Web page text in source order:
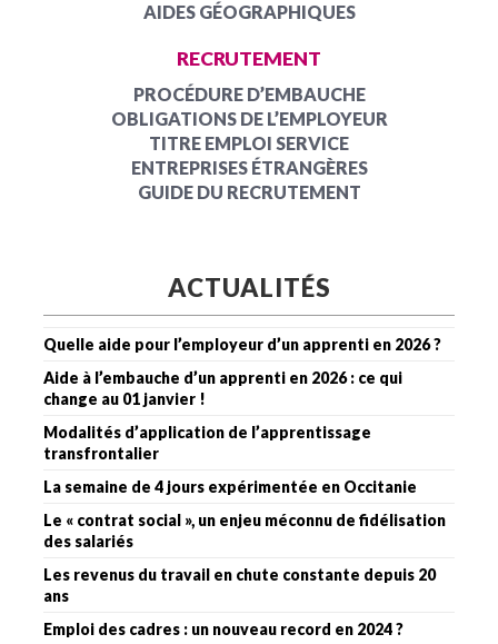
AIDES GÉOGRAPHIQUES
RECRUTEMENT
PROCÉDURE D’EMBAUCHE
OBLIGATIONS DE L’EMPLOYEUR
TITRE EMPLOI SERVICE
ENTREPRISES ÉTRANGÈRES
GUIDE DU RECRUTEMENT
ACTUALITÉS
Quelle aide pour l’employeur d’un apprenti en 2026 ?
Aide à l’embauche d’un apprenti en 2026 : ce qui
change au 01 janvier !
Modalités d’application de l’apprentissage
transfrontalier
La semaine de 4 jours expérimentée en Occitanie
Le « contrat social », un enjeu méconnu de fidélisation
des salariés
Les revenus du travail en chute constante depuis 20
ans
Emploi des cadres : un nouveau record en 2024 ?